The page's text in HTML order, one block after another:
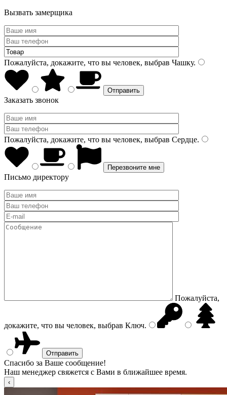
Вызвать замерщика
Пожалуйста, докажите, что вы человек, выбрав Чашку.
Заказать звонок
Пожалуйста, докажите, что вы человек, выбрав Сердце.
Письмо директору
Пожалуйста,
докажите, что вы человек, выбрав Ключ.
Спасибо за Ваше сообщение!
Наш менеджер свяжется с Вами в ближайшее время.